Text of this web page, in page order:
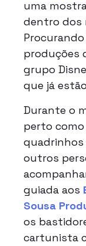
uma
dentro dos
produções
grupo
que já
Durante o
perto
quadrinhos
outros
guiada aos
Sousa
os
cartunista